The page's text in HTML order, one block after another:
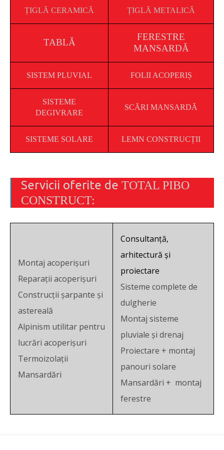
ȚIGLĂ CERAMICĂ ȚIGLĂ METALICĂ
TABLĂ
FERESTRE
MANSARDĂ
SISTEM PLUVIAL FOLII ACOPERIȘ
SISTEME
DEGIVRARE
SCĂRI MANSARDĂ
SISTEME SOLARE LEMN CONSTRUCȚII
Servicii oferite de TOTAL PIBO
CONSTRUCT:
Montaj acoperișuri
Reparații acoperișuri
Construcții șarpante și
astereală
Alpinism utilitar pentru
lucrări acoperișuri
Termoizolații
Mansardări
Consultanță,
arhitectură și
proiectare
Sisteme complete de
dulgherie
Montaj sisteme
pluviale și drenaj
Proiectare + montaj
panouri solare
Mansardări + montaj
ferestre